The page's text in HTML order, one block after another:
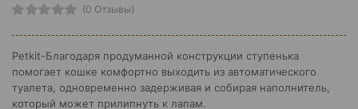
(0 Отзывы)
Petkit-Благодаря продуманной конструкции ступенька
помогает кошке комфортно выходить из автоматического
туалета, одновременно задерживая и собирая наполнитель,
который может прилипнуть к лапам.